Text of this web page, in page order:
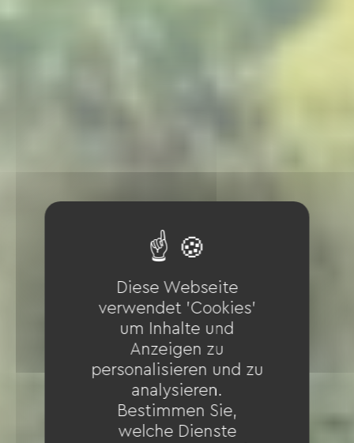
Diese Webseite
verwendet 'Cookies'
um Inhalte und
Anzeigen zu
personalisieren und zu
analysieren.
Bestimmen Sie,
welche Dienste